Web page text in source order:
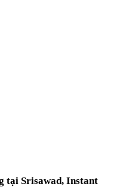
tại Srisawad, Instant